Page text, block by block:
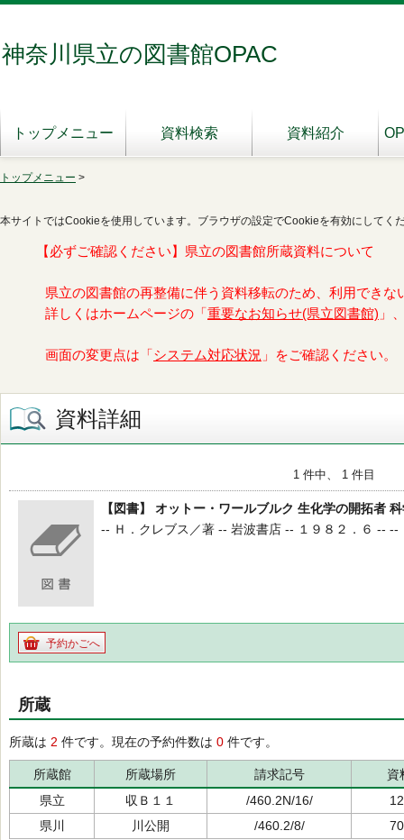
神奈川県立の図書館OPAC
トップメニュー 資料検索 資料紹介
トップメニュー >
本サイトではCookieを使用しています。ブラウザの設定でCookieを有効にしてく
【必ずご確認ください】県立の図書館所蔵資料について
県立の図書館の再整備に伴う資料移転のため、利用できな
詳しくはホームページの「 重要なお知らせ(県立図書館) 」
画面の変更点は「 システム対応状況 」をご確認ください。
資料詳細
1 件中、 1 件目
【図書】 オットー・ワールブルク 生化学の開拓者
-- Ｈ．クレブス／著 -- 岩波書店 -- １９８２．６ -- --
予約かごへ
所蔵
所蔵は 2 件です。現在の予約件数は 0 件です。
所蔵館 所蔵場所 請求記号
資
県立
収Ｂ１１ /460.2N/16/
県川
川公開 /460.2/8/